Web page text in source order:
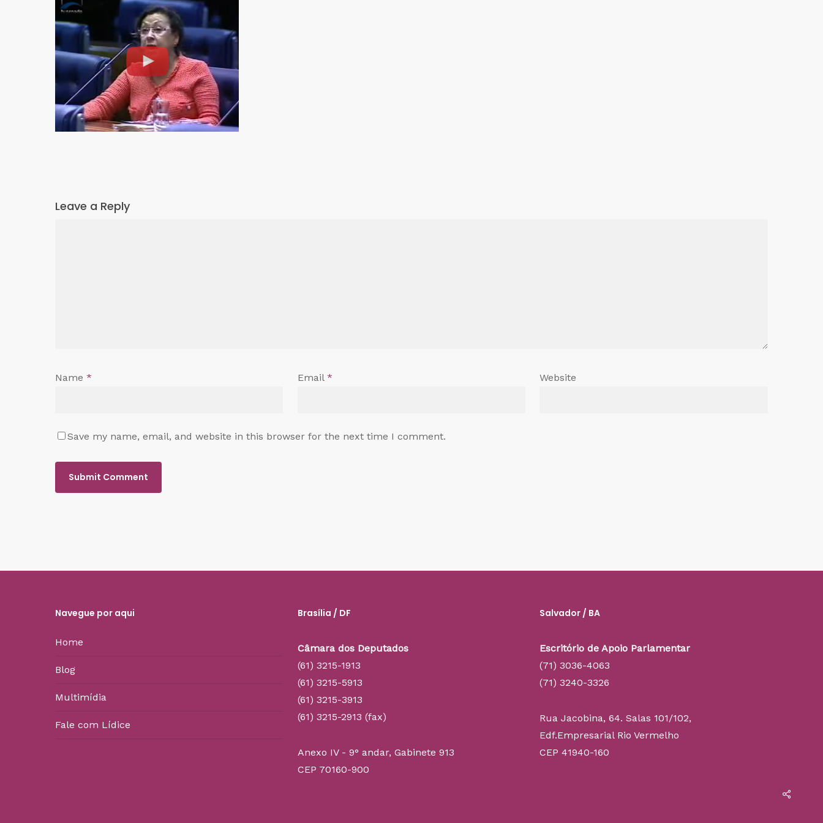
Leave a Reply
Name * Email * Website
Save my name, email, and website in this browser for the next time I comment.
Navegue por aqui
Home
Blog
Multimídia
Fale com Lídice
Brasília / DF
Câmara dos Deputados
(61) 3215-1913
(61) 3215-5913
(61) 3215-3913
(61) 3215-2913 (fax)
Anexo IV - 9° andar, Gabinete 913
CEP 70160-900
Salvador / BA
Escritório de Apoio Parlamentar
(71) 3036-4063
(71) 3240-3326
Rua Jacobina, 64. Salas 101/102,
Edf.Empresarial Rio Vermelho
CEP 41940-160